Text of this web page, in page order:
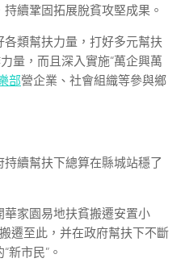
續鞏固拓展脫貧攻堅成果。
各類幫扶力量，打好多元幫扶
量，而且深入實施“萬企興萬
部營企業、社會組織等參與鄉
續幫扶下總算在縣城站穩了
家園易地扶貧搬遷安置小
遷至此，并在政府幫扶下不斷
新市民”。